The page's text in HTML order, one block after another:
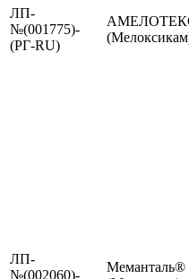
ЛП-
№(001775)-
(РГ-RU)
ЛП-
№(002060)-
Меманталь®